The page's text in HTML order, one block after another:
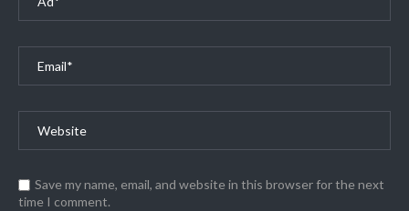
Save my name, email, and website in this browser for the next
time I comment.